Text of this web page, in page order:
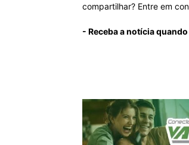
compartilhar? Entre em
- Receba a notícia